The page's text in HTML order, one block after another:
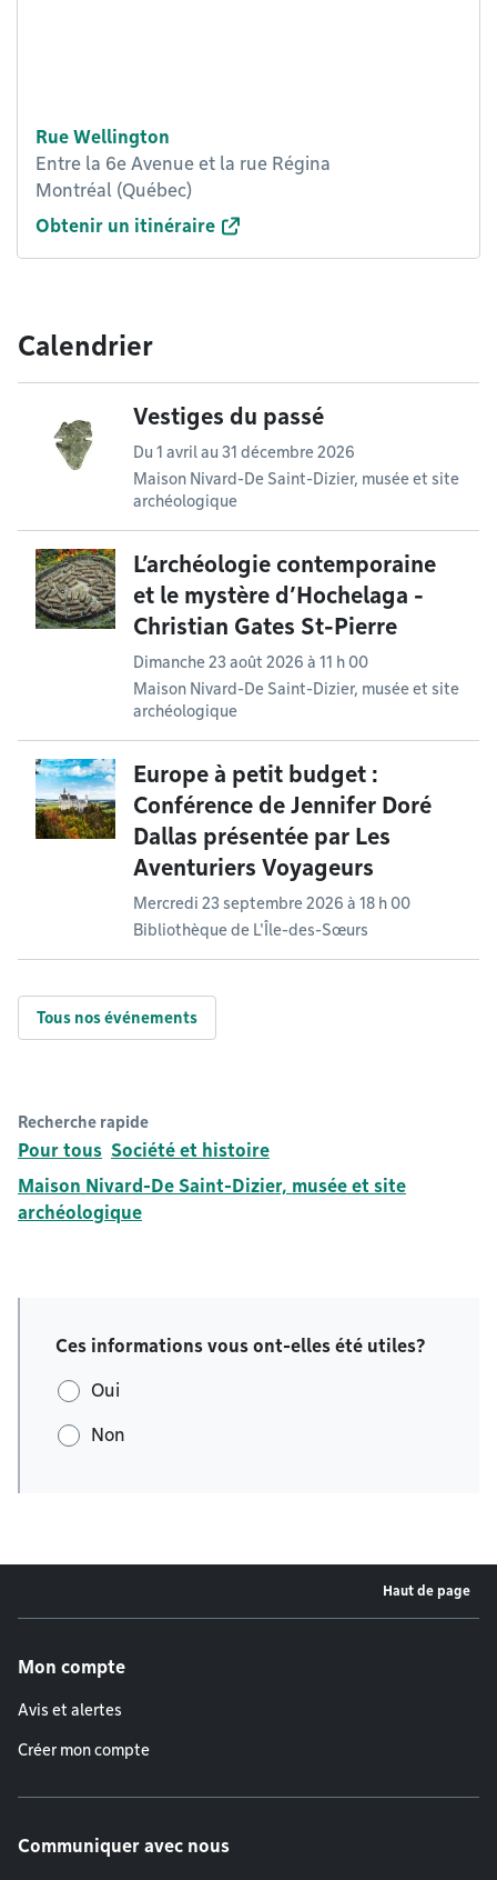
Rue Wellington
Entre la 6e Avenue et la rue Régina
Montréal (Québec)
Obtenir un itinéraire
Calendrier
Vestiges du passé
Du 1 avrilau 31 décembre 2026
Maison Nivard-De Saint-Dizier, musée et site
archéologique
L’archéologie contemporaine
et le mystère d’Hochelaga -
Christian Gates St-Pierre
Dimanche 23 août 2026 à 11 h 00
Maison Nivard-De Saint-Dizier, musée et site
archéologique
Europe à petit budget :
Conférence de Jennifer Doré
Dallas présentée par Les
Aventuriers Voyageurs
Mercredi 23 septembre 2026 à 18 h 00
Bibliothèque de L'Île-des-Sœurs
Tous nos événements
Recherche rapide
Pour tous Société et histoire
Maison Nivard-De Saint-Dizier, musée et site
archéologique
Ces informations vous ont-elles été utiles?
Oui
Non
Haut de page
Mon compte
Avis et alertes
Créer mon compte
Communiquer avec nous